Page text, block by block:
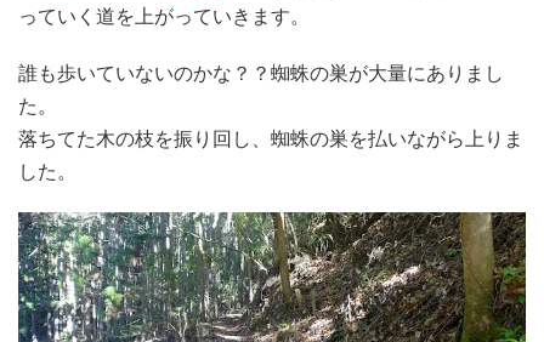
っていく道を上がっていきます。
誰も歩いていないのかな？？蜘蛛の巣が大量にありまし
た。
落ちてた木の枝を振り回し、蜘蛛の巣を払いながら上りま
した。